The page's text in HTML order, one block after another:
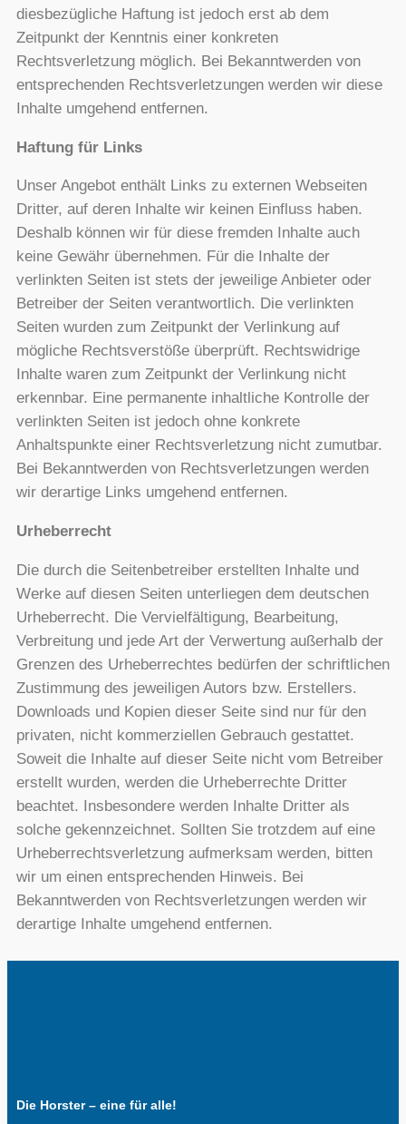
diesbezügliche Haftung ist jedoch erst ab dem
Zeitpunkt der Kenntnis einer konkreten
Rechtsverletzung möglich. Bei Bekanntwerden von
entsprechenden Rechtsverletzungen werden wir diese
Inhalte umgehend entfernen.
Haftung für Links
Unser Angebot enthält Links zu externen Webseiten
Dritter, auf deren Inhalte wir keinen Einfluss haben.
Deshalb können wir für diese fremden Inhalte auch
keine Gewähr übernehmen. Für die Inhalte der
verlinkten Seiten ist stets der jeweilige Anbieter oder
Betreiber der Seiten verantwortlich. Die verlinkten
Seiten wurden zum Zeitpunkt der Verlinkung auf
mögliche Rechtsverstöße überprüft. Rechtswidrige
Inhalte waren zum Zeitpunkt der Verlinkung nicht
erkennbar. Eine permanente inhaltliche Kontrolle der
verlinkten Seiten ist jedoch ohne konkrete
Anhaltspunkte einer Rechtsverletzung nicht zumutbar.
Bei Bekanntwerden von Rechtsverletzungen werden
wir derartige Links umgehend entfernen.
Urheberrecht
Die durch die Seitenbetreiber erstellten Inhalte und
Werke auf diesen Seiten unterliegen dem deutschen
Urheberrecht. Die Vervielfältigung, Bearbeitung,
Verbreitung und jede Art der Verwertung außerhalb der
Grenzen des Urheberrechtes bedürfen der schriftlichen
Zustimmung des jeweiligen Autors bzw. Erstellers.
Downloads und Kopien dieser Seite sind nur für den
privaten, nicht kommerziellen Gebrauch gestattet.
Soweit die Inhalte auf dieser Seite nicht vom Betreiber
erstellt wurden, werden die Urheberrechte Dritter
beachtet. Insbesondere werden Inhalte Dritter als
solche gekennzeichnet. Sollten Sie trotzdem auf eine
Urheberrechtsverletzung aufmerksam werden, bitten
wir um einen entsprechenden Hinweis. Bei
Bekanntwerden von Rechtsverletzungen werden wir
derartige Inhalte umgehend entfernen.
Die Horster – eine für alle!